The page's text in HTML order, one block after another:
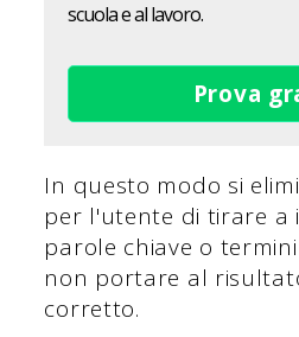
scuola e al lavoro.
Prova
In questo modo si
per l'utente di tirare a
parole chiave o
non portare al
corretto.